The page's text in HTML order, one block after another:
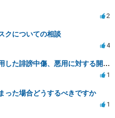
2
クについての相談
4
顔写真、フルネームを使用した誹謗中傷、悪用に対する開示請求
1
った場合どうするべきですか
1